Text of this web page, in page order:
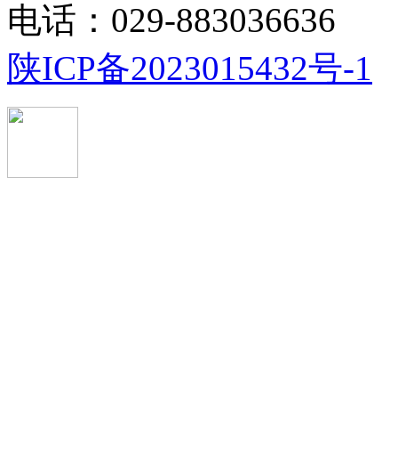
电话：029-883036636
陕ICP备2023015432号-1